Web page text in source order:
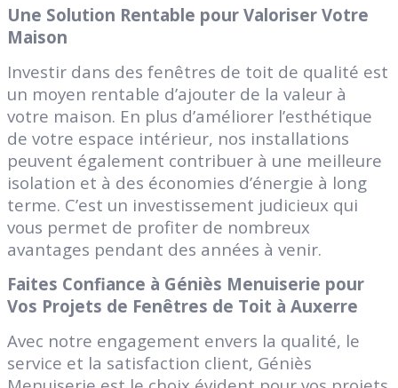
Une Solution Rentable pour Valoriser Votre
Maison
Investir dans des fenêtres de toit de qualité est
un moyen rentable d’ajouter de la valeur à
votre maison. En plus d’améliorer l’esthétique
de votre espace intérieur, nos installations
peuvent également contribuer à une meilleure
isolation et à des économies d’énergie à long
terme. C’est un investissement judicieux qui
vous permet de profiter de nombreux
avantages pendant des années à venir.
Faites Confiance à Géniès Menuiserie pour
Vos Projets de Fenêtres de Toit à Auxerre
Avec notre engagement envers la qualité, le
service et la satisfaction client, Géniès